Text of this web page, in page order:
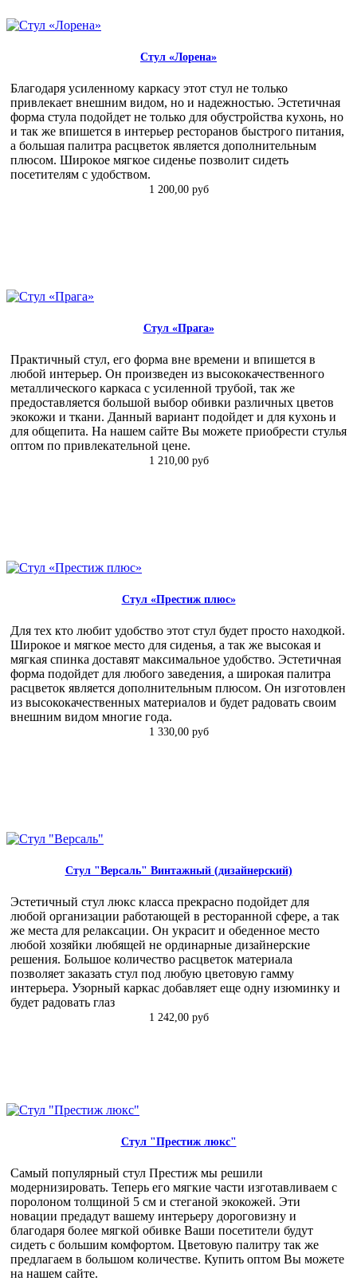
Стул «Лорена»
Благодаря усиленному каркасу этот стул не только
привлекает внешним видом, но и надежностью. Эстетичная
форма стула подойдет не только для обустройства кухонь, но
и так же впишется в интерьер ресторанов быстрого питания,
а большая палитра расцветок является дополнительным
плюсом. Широкое мягкое сиденье позволит сидеть
посетителям с удобством.
1 200,00 руб
Стул «Прага»
Практичный стул, его форма вне времени и впишется в
любой интерьер. Он произведен из высококачественного
металлического каркаса с усиленной трубой, так же
предоставляется большой выбор обивки различных цветов
экокожи и ткани. Данный вариант подойдет и для кухонь и
для общепита. На нашем сайте Вы можете приобрести стулья
оптом по привлекательной цене.
1 210,00 руб
Стул «Престиж плюс»
Для тех кто любит удобство этот стул будет просто находкой.
Широкое и мягкое место для сиденья, а так же высокая и
мягкая спинка доставят максимальное удобство. Эстетичная
форма подойдет для любого заведения, а широкая палитра
расцветок является дополнительным плюсом. Он изготовлен
из высококачественных материалов и будет радовать своим
внешним видом многие года.
1 330,00 руб
Стул "Версаль" Винтажный (дизайнерский)
Эстетичный стул люкс класса прекрасно подойдет для
любой организации работающей в ресторанной сфере, а так
же места для релаксации. Он украсит и обеденное место
любой хозяйки любящей не ординарные дизайнерские
решения. Большое количество расцветок материала
позволяет заказать стул под любую цветовую гамму
интерьера. Узорный каркас добавляет еще одну изюминку и
будет радовать глаз
1 242,00 руб
Стул "Престиж люкс"
Самый популярный стул Престиж мы решили
модернизировать. Теперь его мягкие части изготавливаем с
поролоном толщиной 5 см и стеганой экокожей. Эти
новации предадут вашему интерьеру дороговизну и
благодаря более мягкой обивке Ваши посетители будут
сидеть с большим комфортом. Цветовую палитру так же
предлагаем в большом количестве. Купить оптом Вы можете
на нашем сайте.